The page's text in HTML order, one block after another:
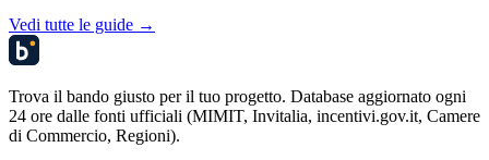
Vedi tutte le guide →
Trova il bando giusto per il tuo progetto. Database aggiornato ogni
24 ore dalle fonti ufficiali (MIMIT, Invitalia, incentivi.gov.it, Camere
di Commercio, Regioni).